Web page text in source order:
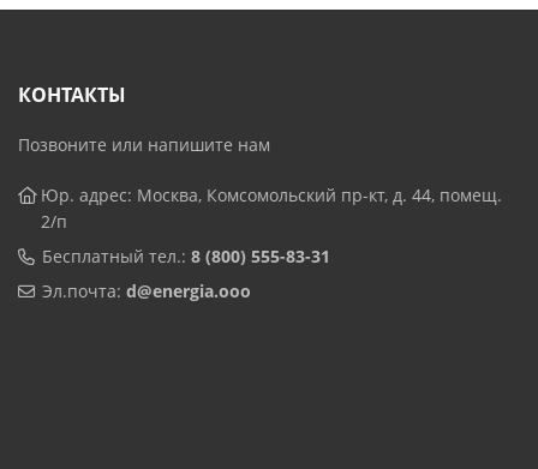
КОНТАКТЫ
Позвоните или напишите нам
Юр. адрес: Москва, Комсомольский пр-кт, д. 44, помещ.
2/п
Бесплатный тел.: 8 (800) 555-83-31
Эл.почта: d@energia.ooo